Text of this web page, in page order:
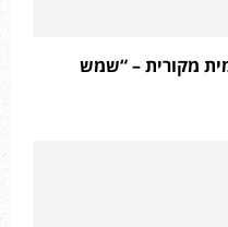
מקורית – “שמש